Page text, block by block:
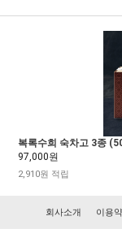
복록수희 숙차고 3종
97,000원
2,910원 적립
회사소개 이용